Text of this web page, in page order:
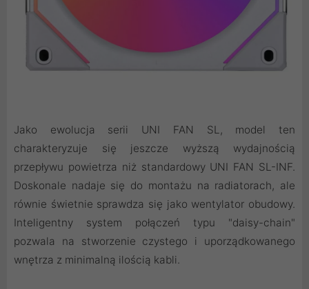
Jako ewolucja serii UNI FAN SL, model ten
charakteryzuje się jeszcze wyższą wydajnością
przepływu powietrza niż standardowy UNI FAN SL-INF.
Doskonale nadaje się do montażu na radiatorach, ale
równie świetnie sprawdza się jako wentylator obudowy.
Inteligentny system połączeń typu "daisy-chain"
pozwala na stworzenie czystego i uporządkowanego
wnętrza z minimalną ilością kabli.